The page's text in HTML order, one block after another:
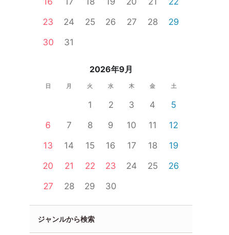
23
24 25 26 27 28
29
30
31
2026年9月
日 月 火 水 木 金 土
1 2 3 4
5
6
7 8 9 10 11
12
13
14 15 16 17 18
19
20
21 22 23 24 25
26
27
28 29 30
ジャンルから検索